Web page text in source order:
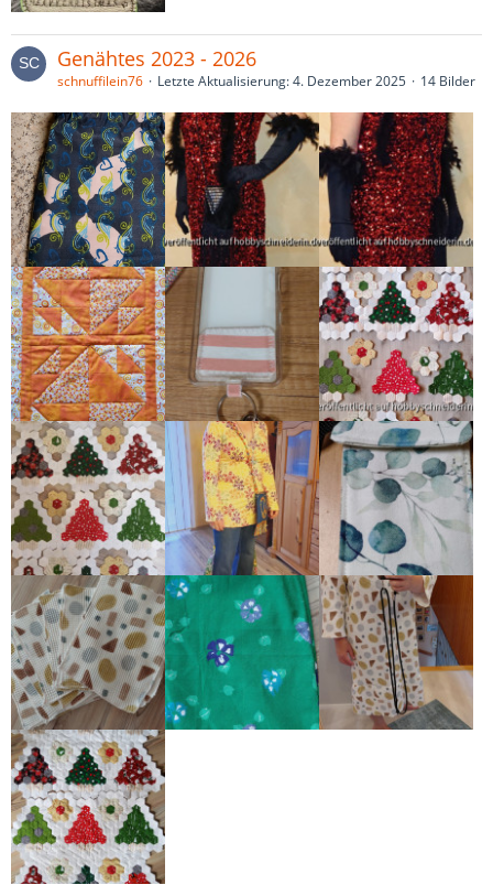
Genähtes 2023 - 2026
schnuffilein76 Letzte Aktualisierung:4. Dezember 2025 14 Bilder